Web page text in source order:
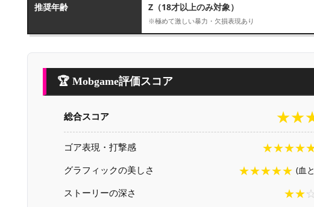
推奨年齢 Z（18才以上のみ対象）
※極めて激しい暴力・欠損表現あり
🏆 Mobgame評価スコア
総合スコア
ゴア表現・打撃感
グラフィックの美しさ ★★★★★ (血
ストーリーの深さ